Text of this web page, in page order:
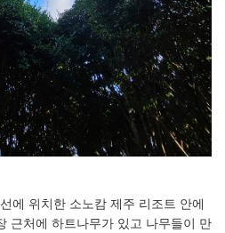
에 위치한 소노캄 제주 리조트 안에
근처에 하트나무가 있고 나무들이 만